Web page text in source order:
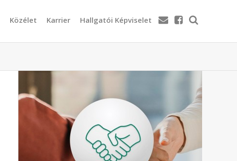
Közélet Karrier Hallgatói Képviselet